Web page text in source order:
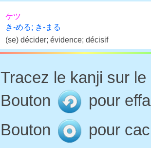
ケツ
き-める; き-まる
(se) décider; évidence; décisif
Tracez le kanji sur
Bouton
pour
Bouton
pour